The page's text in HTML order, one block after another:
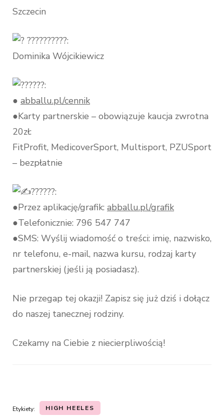
Szczecin
??????????:
Dominika Wójcikiewicz
?????:
● abballu.pl/cennik
●Karty partnerskie – obowiązuje kaucja zwrotna
20zł:
FitProfit, MedicoverSport, Multisport, PZUSport
– bezpłatnie
??????:
●Przez aplikację/grafik: abballu.pl/grafik
●Telefonicznie: 796 547 747
●SMS: Wyślij wiadomość o treści: imię, nazwisko,
nr telefonu, e-mail, nazwa kursu, rodzaj karty
partnerskiej (jeśli ją posiadasz).
Nie przegap tej okazji! Zapisz się już dziś i dołącz
do naszej tanecznej rodziny.
Czekamy na Ciebie z niecierpliwością!
Etykiety: HIGH HEELES